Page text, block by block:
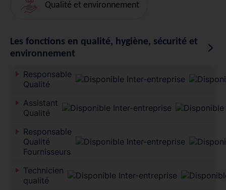
Qualité et environnement
Les fonctions en qualité, hygiène, sécurité et
environnement
Responsable
Qualité
Assistant
Qualité
Responsable
Qualité
Fournisseurs
Technicien
qualité